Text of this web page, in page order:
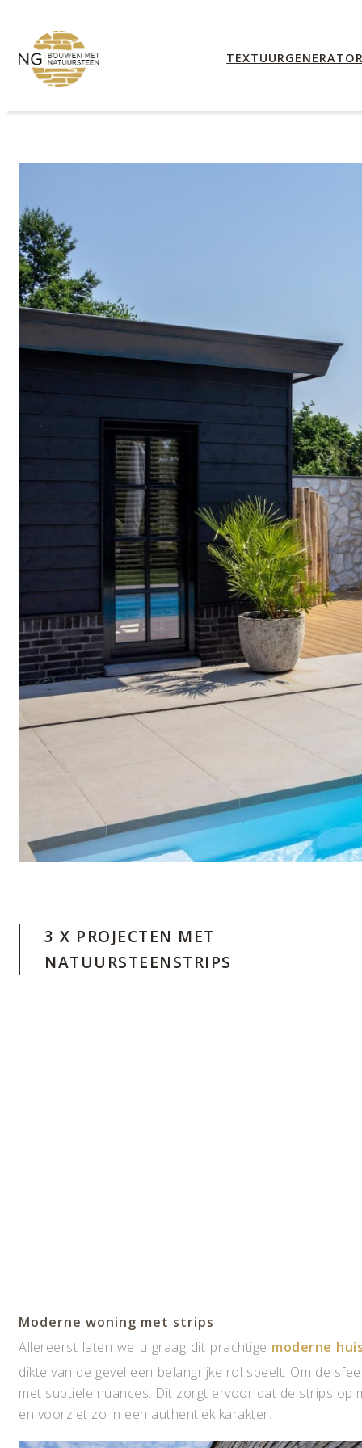
TEXTUURGENERATOR
3 X PROJECTEN MET
NATUURSTEENSTRIPS
Moderne woning met strips
Allereerst laten we u graag dit prachtige moderne huis
dikte van de gevel een belangrijke rol speelt. Om de
met subtiele nuances. Dit zorgt ervoor dat de strips
en voorziet zo in een authentiek karakter.